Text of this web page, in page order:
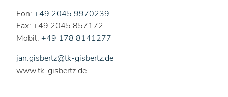
Fon: +49 2045 9970239
Fax: +49 2045 857172
Mobil: +49 178 8141277
jan.gisbertz@tk-gisbertz.de
www.tk-gisbertz.de